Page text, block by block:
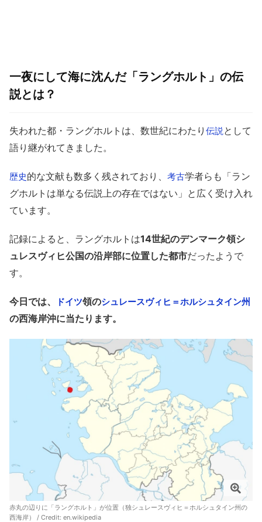
一夜にして海に沈んだ「ラングホルト」の伝
説とは？
失われた都・ラングホルトは、数世紀にわたり 伝説 として
語り継がれてきました。
歴史的な文献も数多く残されており、 考古学者らも「ラン
グホルトは単なる伝説上の存在ではない」と広く受け入れ
ています。
記録によると、ラングホルトは14世紀のデンマーク領シ
ュレスヴィヒ公国の沿岸部に位置した都市だったようで
す。
今日では、 ドイツ領のシュレースヴィヒ＝ホルシュタイン州
の西海岸沖に当たります。
赤丸の辺りに「ラングホルト」が位置（独シュレースヴィヒ＝ホルシュタイン州の
西海岸） / Credit: en.wikipedia